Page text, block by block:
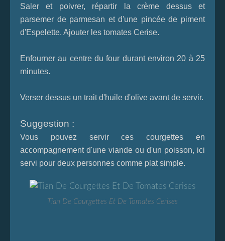
Saler et poivrer, répartir la crème dessus et
parsemer de parmesan et d'une pincée de piment
d'Espelette. Ajouter les tomates Cerise.
Enfourner au centre du four durant environ 20 à 25
minutes.
Verser dessus un trait d'huile d'olive avant de servir.
Suggestion :
Vous pouvez servir ces courgettes en
accompagnement d'une viande ou d'un poisson, ici
servi pour deux personnes comme plat simple.
Tian De Courgettes Et De Tomates Cerises